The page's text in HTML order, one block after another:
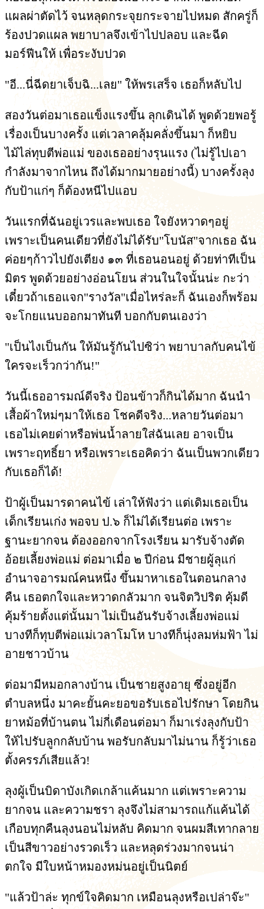
แผลผ่าตัดไว้ จนหลุดกระจุยกระจายไปหมด สักครู่ก็
ร้องปวดแผล พยาบาลจึงเข้าไปปลอบ และฉีด
มอร์ฟีนให้ เพื่อระงับปวด
"อี...นี่ฉีดยาเจ็บฉิ...เลย" ให้พรเสร็จ เธอก็หลับไป
สองวันต่อมาเธอแข็งแรงขึ้น ลุกเดินได้ พูดด้วยพอรู้
เรื่องเป็นบางครั้ง แต่เวลาคลุ้มคลั่งขึ้นมา ก็หยิบ
ไม้ไล่ทุบตีพ่อแม่ ของเธออย่างรุนแรง (ไม่รู้ไปเอา
กำลังมาจากไหน ถึงได้มากมายอย่างนี้) บางครั้งลุง
กับป้าแก่ๆ ก็ต้องหนีไปแอบ
วันแรกที่ฉันอยู่เวรและพบเธอ ใจยังหวาดๆอยู่
เพราะเป็นคนเดียวที่ยังไม่ได้รับ"โบนัส"จากเธอ ฉัน
ค่อยๆก้าวไปยังเตียง ๑๓ ที่เธอนอนอยู่ ด้วยท่าทีเป็น
มิตร พูดด้วยอย่างอ่อนโยน ส่วนในใจนั้นน่ะ กะว่า
เดี๋ยวถ้าเธอแจก"รางวัล"เมื่อไหร่ละก็ ฉันเองก็พร้อม
จะโกยแนบออกมาทันที บอกกับตนเองว่า
"เป็นไงเป็นกัน ให้มันรู้กันไปซิว่า พยาบาลกับคนไข้
ใครจะเร็วกว่ากัน!"
วันนี้เธออารมณ์ดีจริง ป้อนข้าวก็กินได้มาก ฉันนำ
เสื้อผ้าใหม่ๆมาให้เธอ โชคดีจริง...หลายวันต่อมา
เธอไม่เคยด่าหรือพ่นน้ำลายใส่ฉันเลย อาจเป็น
เพราะฤทธิ์ยา หรือเพราะเธอคิดว่า ฉันเป็นพวกเดียว
กับเธอก็ได้!
ป้าผู้เป็นมารดาคนไข้ เล่าให้ฟังว่า แต่เดิมเธอเป็น
เด็กเรียนเก่ง พอจบ ป.๖ ก็ไม่ได้เรียนต่อ เพราะ
ฐานะยากจน ต้องออกจากโรงเรียน มารับจ้างตัด
อ้อยเลี้ยงพ่อแม่ ต่อมาเมื่อ ๒ ปีก่อน มีชายผู้ลุแก่
อำนาจอารมณ์คนหนึ่ง ขึ้นมาหาเธอในตอนกลาง
คืน เธอตกใจและหวาดกลัวมาก จนจิตวิปริต คุ้มดี
คุ้มร้ายตั้งแต่นั้นมา ไม่เป็นอันรับจ้างเลี้ยงพ่อแม่
บางทีก็ทุบตีพ่อแม่เวลาโมโห บางทีก็นุ่งลมห่มฟ้า ไม่
อายชาวบ้าน
ต่อมามีหมอกลางบ้าน เป็นชายสูงอายุ ซึ่งอยู่อีก
ตำบลหนึ่ง มาคะยั้นคะยอขอรับเธอไปรักษา โดยกิน
ยาหม้อที่บ้านตน ไม่กี่เดือนต่อมา ก็มาเร่งลุงกับป้า
ให้ไปรับลูกกลับบ้าน พอรับกลับมาไม่นาน ก็รู้ว่าเธอ
ตั้งครรภ์เสียแล้ว!
ลุงผู้เป็นบิดาบังเกิดเกล้าแค้นมาก แต่เพราะความ
ยากจน และความชรา ลุงจึงไม่สามารถแก้แค้นได้
เกือบทุกคืนลุงนอนไม่หลับ คิดมาก จนผมสีเทากลาย
เป็นสีขาวอย่างรวดเร็ว และหลุดร่วงมากจนน่า
ตกใจ มีใบหน้าหมองหม่นอยู่เป็นนิตย์
"แล้วป้าล่ะ ทุกข์ใจคิดมาก เหมือนลุงหรือเปล่าจ๊ะ"